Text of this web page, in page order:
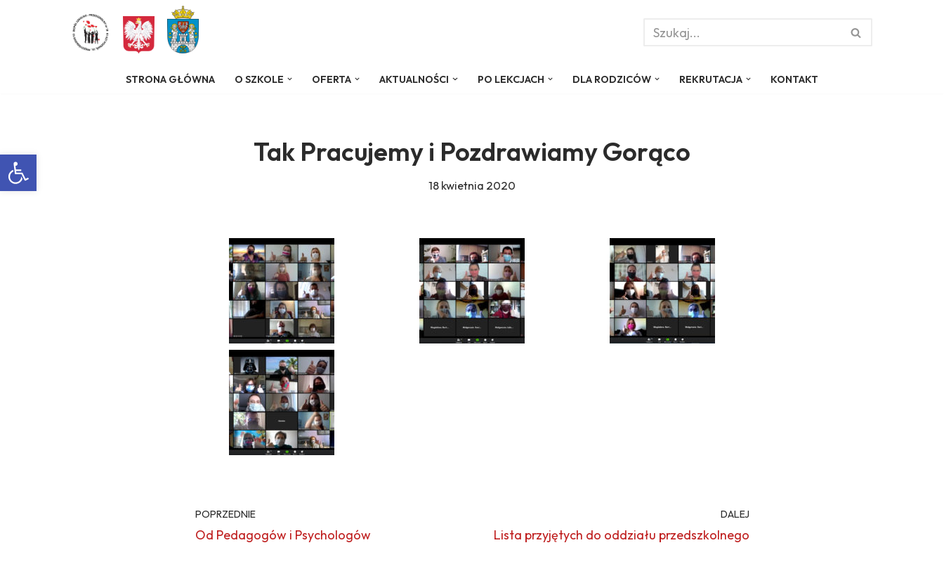
Otwórz pasek narzędzi
STRONA GŁÓWNA O SZKOLE OFERTA AKTUALNOŚCI PO LEKCJACH DLA RODZICÓW REKRUTACJA KONTAKT
Tak Pracujemy i Pozdrawiamy Gorąco
18 kwietnia 2020
POPRZEDNIE
Od Pedagogów i Psychologów
DALEJ
Lista przyjętych do oddziału przedszkolnego